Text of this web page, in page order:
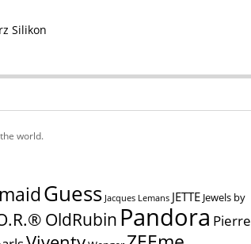
Silikon
world.
Guess Jacques Lemans JETTE Jewels by
OldRubin Pandora Pierre